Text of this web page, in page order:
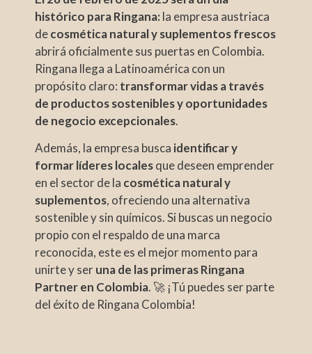
histórico para Ringana: la empresa austriaca
decosmética natural y suplementos frescos
abrirá oficialmente sus puertas en Colombia.
Ringana llega a Latinoamérica con un
propósito claro: transformar vidas a través
de productos sostenibles y oportunidades
de negocio excepcionales.
Además, la empresa busca identificar y
formar líderes localesque deseen emprender
en el sector de la cosmética natural y
suplementos, ofreciendo una alternativa
sostenible y sin químicos. Si buscas un negocio
propio con el respaldo de una marca
reconocida, este es el mejor momento para
unirte y seruna de las primeras Ringana
Partner en Colombia. 🚀 ¡Tú puedes ser parte
del éxito de Ringana Colombia!